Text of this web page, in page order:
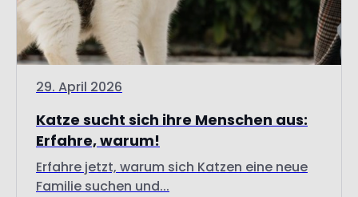
29. April 2026
Katze sucht sich ihre Menschen aus:
Erfahre, warum!
Erfahre jetzt, warum sich Katzen eine neue
Familie suchen und...